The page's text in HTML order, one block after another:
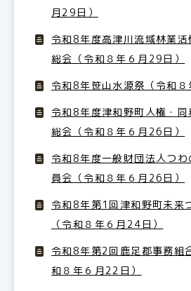
月29日）
令和8年度高津川流域林業活
総会（令和８年６月29日）
令和8年笹山水源祭（令和８
令和8年度津和野町人権・
総会（令和８年６月26日）
令和8年度一般財団法人つ
員会（令和８年６月26日）
令和8年第1回津和野町未来
（令和８年６月24日）
令和8年第2回鹿足郡事務組
和８年６月22日）